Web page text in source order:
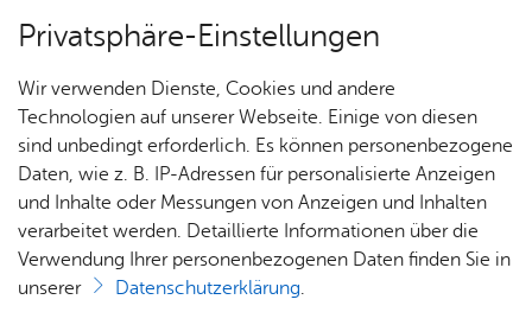
Heute
Start­sei­te
Bar­rie­re-Frei­heit in leich­ter Spra­che Vor­le­sen
Er­klä­rung zur Bar­rie­re­frei­heit
Privatsphäre-Einstellungen
Wir verwenden Dienste, Cookies und andere
Technologien auf unserer Webseite. Einige von diesen
sind unbedingt erforderlich. Es können personenbezogene
Daten, wie z. B. IP-Adressen für personalisierte Anzeigen
und Inhalte oder Messungen von Anzeigen und Inhalten
verarbeitet werden. Detaillierte Informationen über die
Verwendung Ihrer personenbezogenen Daten finden Sie in
unserer
Datenschutzerklärung.